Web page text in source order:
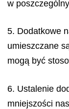
w
5. Dodatkowe
umieszczane
mogą być
6. Ustalenie
mniejszości